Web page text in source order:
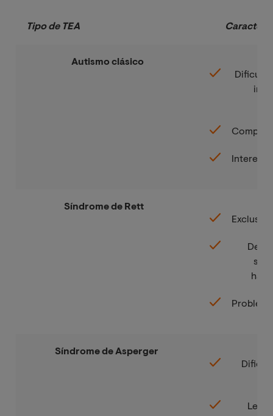
Tipo de TEA
Autismo clásico
Síndrome de Rett
Síndrome de Asperger